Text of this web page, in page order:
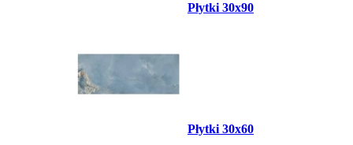
Płytki 30x90
Płytki 30x60